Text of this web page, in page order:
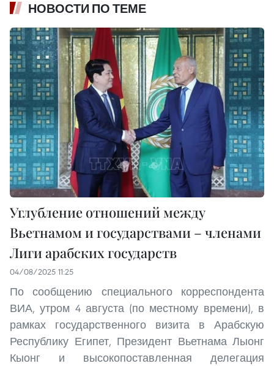
НОВОСТИ ПО ТЕМЕ
Углубление отношений между
Вьетнамом и государствами – членами
Лиги арабских государств
04/08/2025 11:25
По сообщению специального корреспондента
ВИА, утром 4 августа (по местному времени), в
рамках государственного визита в Арабскую
Республику Египет, Президент Вьетнама Лыонг
Кыонг и высокопоставленная делегация